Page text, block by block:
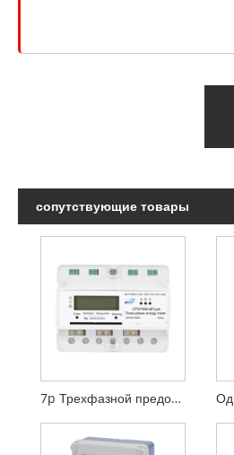
сопутствующие товары
7p Трехфазной предоплаченной железнодорожный счетчик